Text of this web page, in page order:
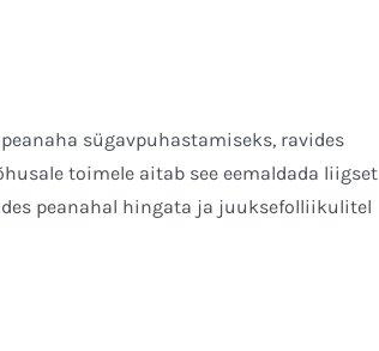
sügavpuhastamiseks, ravides
toimele aitab see eemaldada liigset
peanahal hingata ja juuksefolliikulitel